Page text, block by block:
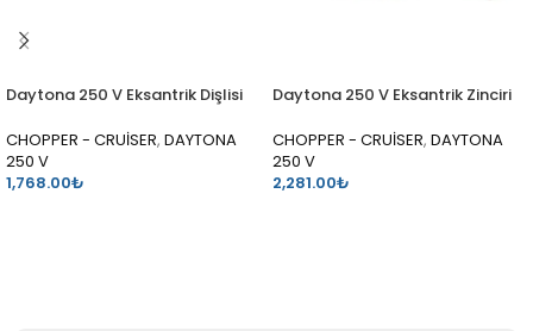
Daytona 250 V Eksantrik Dişlisi
CHOPPER - CRUİSER, DAYTONA
250 V
1,768.00₺
Daytona 250 V Eksantrik Zinciri
CHOPPER - CRUİSER, DAYTONA
250 V
2,281.00₺